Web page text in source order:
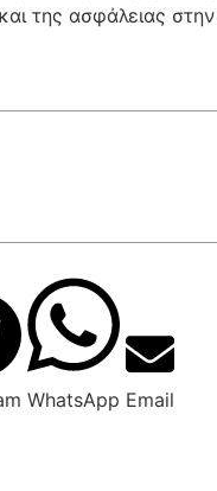
της ασφάλειας
WhatsApp Email